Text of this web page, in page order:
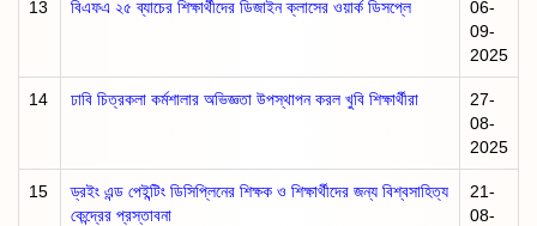
13 বিএফএ ২৫ ব্যাচের শিক্ষার্থীদের ডিজাইন ক্লাসের ওয়ার্ক ডিসপ্লে
06-
09-
2025
14 ঢাবি চিত্রকলা কর্মশালার অভিজ্ঞতা উপস্থাপন করল খুবি শিক্ষার্থীরা
27-
08-
2025
15
ড্রইং এন্ড পেইন্টিং ডিসিপ্লিনের শিক্ষক ও শিক্ষার্থীদের জন্য বিশ্বসাহিত্য
কেন্দ্রের প্রস্তাবনা
21-
08-